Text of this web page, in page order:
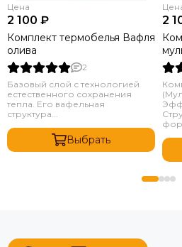
Цена
2 100 ₽
Комплект термобелья Вафля
олива
2
Базовый слой с технологией
естественного сохранения
тепла. Его вафельная
структура...
Выбрать
2